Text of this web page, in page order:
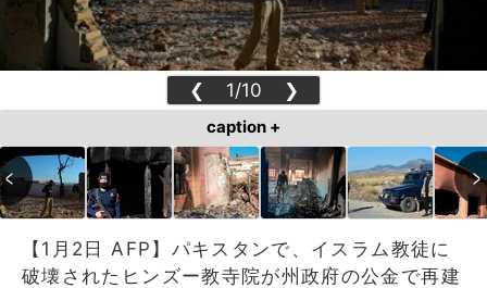
❮ 1/10 ❯
caption +
【1月2日 AFP】パキスタンで、イスラム教徒に
破壊されたヒンズー教寺院が州政府の公金で再建